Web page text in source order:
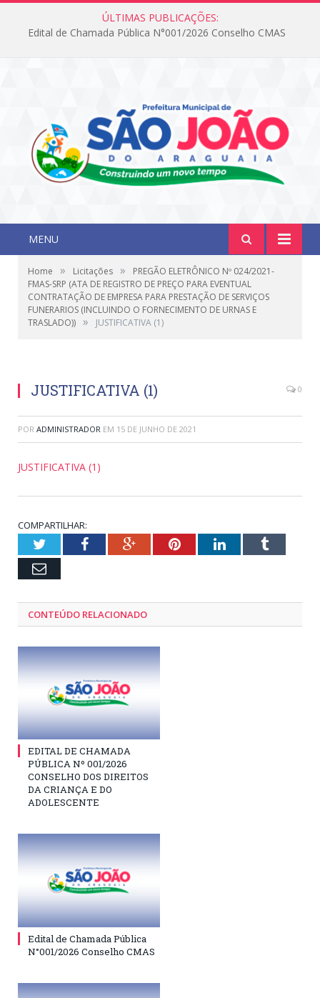
ÚLTIMAS PUBLICAÇÕES:
Edital de Chamada Pública N°001/2026 Conselho CMAS
MENU
Home » Licitações »
PREGÃO ELETRÔNICO Nº 024/2021-
FMAS-SRP (ATA DE REGISTRO DE PREÇO PARA EVENTUAL
CONTRATAÇÃO DE EMPRESA PARA PRESTAÇÃO DE SERVIÇOS
FUNERARIOS (INCLUINDO O FORNECIMENTO DE URNAS E
TRASLADO)) » JUSTIFICATIVA (1)
JUSTIFICATIVA (1) 0
POR ADMINISTRADOR EM 15 DE JUNHO DE 2021
JUSTIFICATIVA (1)
COMPARTILHAR:
TwitterFacebookGoogle+PinterestLinkedInTumblr
Email
CONTEÚDO RELACIONADO
EDITAL DE CHAMADA
PÚBLICA Nº 001/2026
CONSELHO DOS DIREITOS
DA CRIANÇA E DO
ADOLESCENTE
Edital de Chamada Pública
N°001/2026 Conselho CMAS